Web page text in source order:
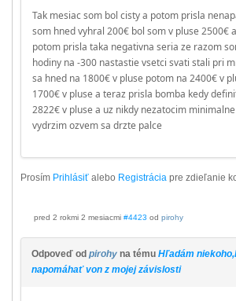
Tak mesiac som bol cisty a potom prisla
som hned vyhral 200€ bol som v pluse 2500€
potom prisla taka negativna seria ze razom
hodiny na -300 nastastie vsetci svati stali pri
sa hned na 1800€ v pluse potom na 2400€ v
1700€ v pluse a teraz prisla bomba kedy
2822€ v pluse a uz nikdy nezatocim
vydrzim ozvem sa drzte palce
Prosím Prihlásiť alebo Registrácia pre zdieľanie
pred 2 rokmi 2 mesiacmi #4423 od pirohy
Odpoveď od pirohy na tému Hľadám
napomáhať von z mojej závislosti